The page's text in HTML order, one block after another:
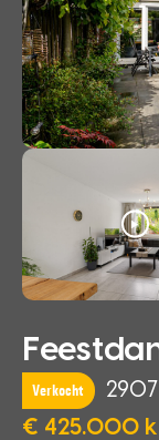
Verkocht
€ 425.000